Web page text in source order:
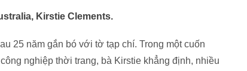
Kirstie Clements.
25 năm gắn bó với tờ tạp chí. Trong một cuốn
nghiệp thời trang, bà Kirstie khẳng định, nhiều